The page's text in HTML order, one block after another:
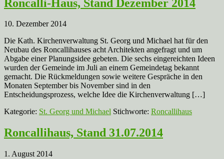
Roncalli-Haus, Stand Dezember 2014
10. Dezember 2014
Die Kath. Kirchenverwaltung St. Georg und Michael hat für den
Neubau des Roncallihauses acht Architekten angefragt und um
Abgabe einer Planungsidee gebeten. Die sechs eingereichten Ideen
wurden der Gemeinde im Juli an einem Gemeindetag bekannt
gemacht. Die Rückmeldungen sowie weitere Gespräche in den
Monaten September bis November sind in den
Entscheidungsprozess, welche Idee die Kirchenverwaltung […]
Kategorie: St. Georg und Michael Stichworte: Roncallihaus
Roncallihaus, Stand 31.07.2014
1. August 2014